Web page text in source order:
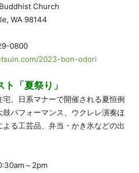
Church
WA 98144
0800
2023-bon-odori
「夏祭り」
、日系マナーで開催される夏恒例
パフォーマンス、ウクレレ演奏ほ
る工芸品、弁当・かき氷などの出
～2pm